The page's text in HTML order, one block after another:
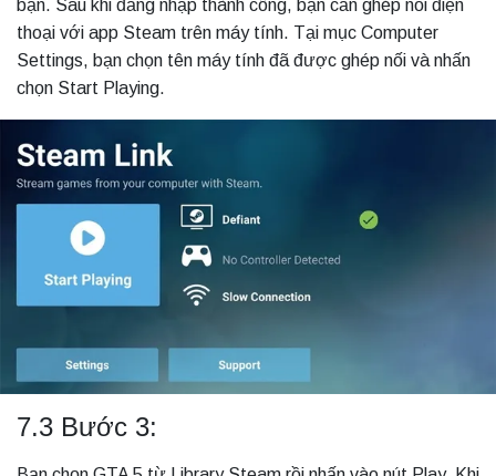
bạn. Sau khi đăng nhập thành công, bạn cần ghép nối điện
thoại với app Steam trên máy tính. Tại mục Computer
Settings, bạn chọn tên máy tính đã được ghép nối và nhấn
chọn Start Playing.
7.3 Bước 3: